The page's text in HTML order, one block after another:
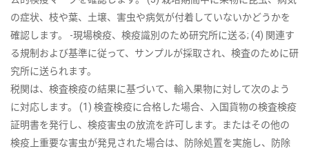
の症状、枝や葉、土壌、害虫や病気が付着していないかどうかを
確認します。 -現場検疫、検疫識別のため研究所に送る; (4) 関連す
る規制および基準に従って、サンプルが採取され、検査のために研
究所に送られます。
税関は、検査検疫の結果に基づいて、輸入果物に対して次のよう
に対応します。 (1) 検査検疫に合格した場合、入国貨物の検査検疫
証明書を発行し、検疫害虫の放流を許可します。またはその他の
検疫上重要な害虫が発見された場合は、防除処置を実施し、防除